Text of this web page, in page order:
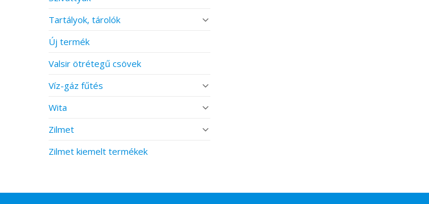
Tartályok, tárolók
Új termék
Valsir ötrétegű csövek
Víz-gáz fűtés
Wita
Zilmet
Zilmet kiemelt termékek